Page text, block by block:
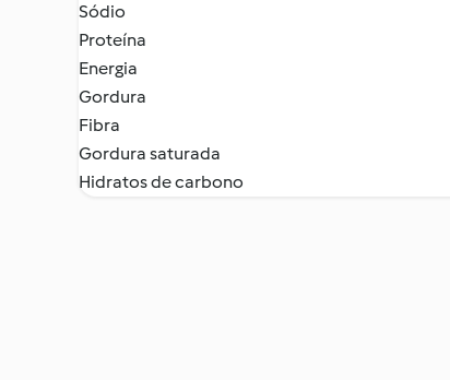
Sódio
Proteína
Energia
Gordura
Fibra
Gordura saturada
Hidratos de carbono